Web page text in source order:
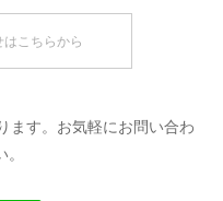
こちらから
ます。お気軽にお問い合わ